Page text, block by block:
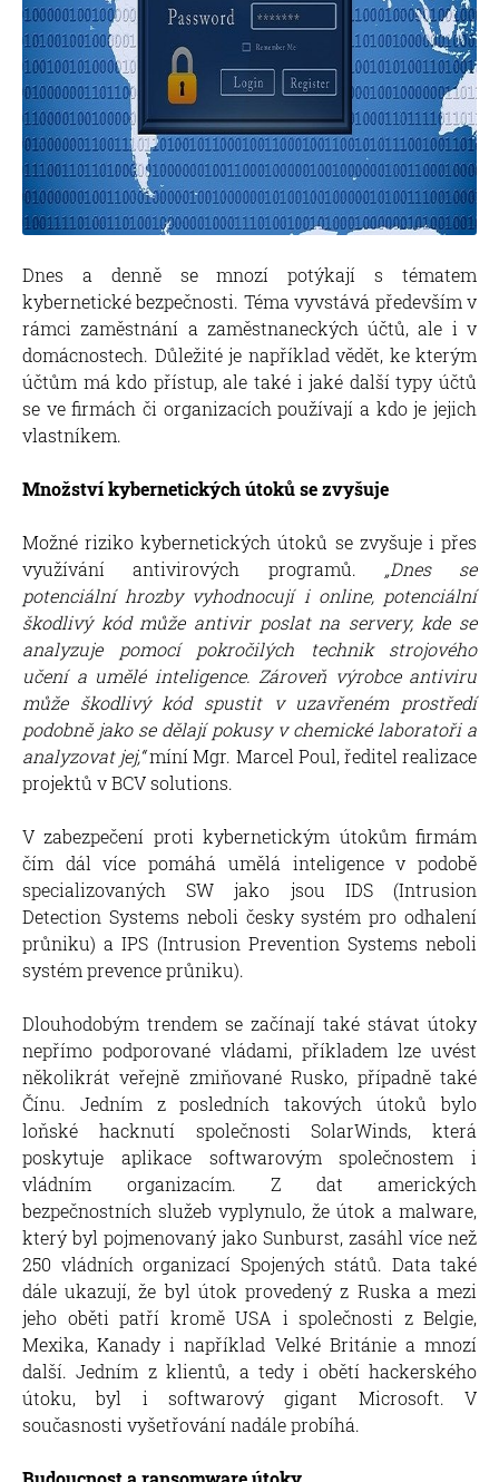
Dnes a denně se mnozí potýkají s tématem
kybernetické bezpečnosti. Téma vyvstává především v
rámci zaměstnání a zaměstnaneckých účtů, ale i v
domácnostech. Důležité je například vědět, ke kterým
účtům má kdo přístup, ale také i jaké další typy účtů
se ve firmách či organizacích používají a kdo je jejich
vlastníkem.
Množství kybernetických útoků se zvyšuje
Možné riziko kybernetických útoků se zvyšuje i přes
využívání antivirových programů. „Dnes se
potenciální hrozby vyhodnocují i online, potenciální
škodlivý kód může antivir poslat na servery, kde se
analyzuje pomocí pokročilých technik strojového
učení a umělé inteligence. Zároveň výrobce antiviru
může škodlivý kód spustit v uzavřeném prostředí
podobně jako se dělají pokusy v chemické laboratoři a
analyzovat jej,“míní Mgr. Marcel Poul, ředitel realizace
projektů v BCV solutions.
V zabezpečení proti kybernetickým útokům firmám
čím dál více pomáhá umělá inteligence v podobě
specializovaných SW jako jsou IDS (Intrusion
Detection Systems neboli česky systém pro odhalení
průniku) a IPS (Intrusion Prevention Systems neboli
systém prevence průniku).
Dlouhodobým trendem se začínají také stávat útoky
nepřímo podporované vládami, příkladem lze uvést
několikrát veřejně zmiňované Rusko, případně také
Čínu. Jedním z posledních takových útoků bylo
loňské hacknutí společnosti SolarWinds, která
poskytuje aplikace softwarovým společnostem i
vládním organizacím. Z dat amerických
bezpečnostních služeb vyplynulo, že útok a malware,
který byl pojmenovaný jako Sunburst, zasáhl více než
250 vládních organizací Spojených států. Data také
dále ukazují, že byl útok provedený z Ruska a mezi
jeho oběti patří kromě USA i společnosti z Belgie,
Mexika, Kanady i například Velké Británie a mnozí
další. Jedním z klientů, a tedy i obětí hackerského
útoku, byl i softwarový gigant Microsoft. V
současnosti vyšetřování nadále probíhá.